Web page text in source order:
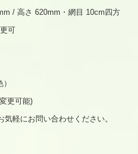
/ 高さ 620mm・網目 10cm四方
可
更可能)
軽にお問い合わせください。